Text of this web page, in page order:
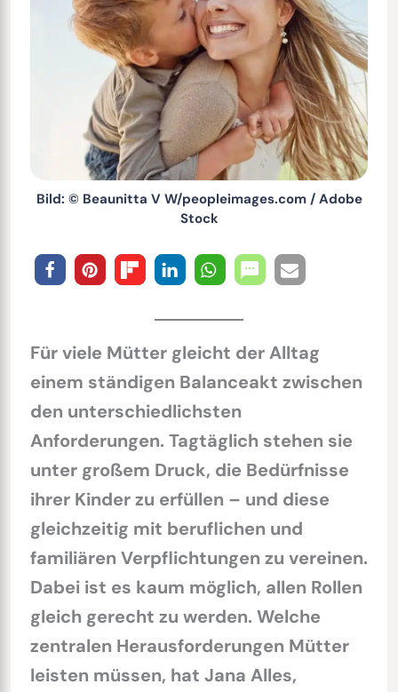
Bild: © Beaunitta V W/peopleimages.com / Adobe
Stock
Für viele Mütter gleicht der Alltag
einem ständigen Balanceakt zwischen
den unterschiedlichsten
Anforderungen. Tagtäglich stehen sie
unter großem Druck, die Bedürfnisse
ihrer Kinder zu erfüllen – und diese
gleichzeitig mit beruflichen und
familiären Verpflichtungen zu vereinen.
Dabei ist es kaum möglich, allen Rollen
gleich gerecht zu werden. Welche
zentralen Herausforderungen Mütter
leisten müssen, hat Jana Alles,